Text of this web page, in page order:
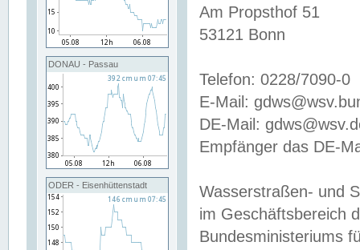
DONAU - Passau
ODER - Eisenhüttenstadt
Am Propsthof 51
53121 Bonn
Telefon: 0228/7090-0
E-Mail:
DE-Mail:
Empfänger das DE-
Wasserstraßen- und
im Geschäftsbereich
Bundesministeriums